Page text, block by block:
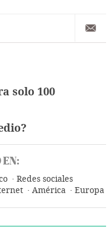
solo 100
Redes sociales
América
Europa